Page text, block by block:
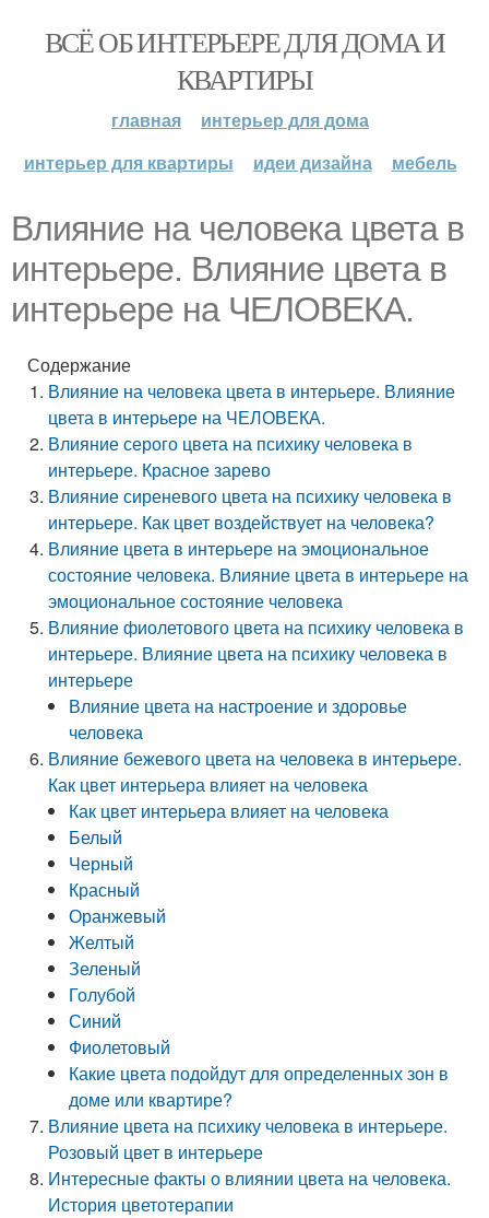
ВСЁ ОБ ИНТЕРЬЕРЕ ДЛЯ ДОМА И
КВАРТИРЫ
главная
интерьер для дома
интерьер для квартиры
идеи дизайна мебель
Влияние на человека цвета в
интерьере. Влияние цвета в
интерьере на ЧЕЛОВЕКА.
Содержание
Влияние на человека цвета в интерьере. Влияние
цвета в интерьере на ЧЕЛОВЕКА.
Влияние серого цвета на психику человека в
интерьере. Красное зарево
Влияние сиреневого цвета на психику человека в
интерьере. Как цвет воздействует на человека?
Влияние цвета в интерьере на эмоциональное
состояние человека. Влияние цвета в интерьере на
эмоциональное состояние человека
Влияние фиолетового цвета на психику человека в
интерьере. Влияние цвета на психику человека в
интерьере
Влияние цвета на настроение и здоровье
человека
Влияние бежевого цвета на человека в интерьере.
Как цвет интерьера влияет на человека
Как цвет интерьера влияет на человека
Белый
Черный
Красный
Оранжевый
Желтый
Зеленый
Голубой
Синий
Фиолетовый
Какие цвета подойдут для определенных зон в
доме или квартире?
Влияние цвета на психику человека в интерьере.
Розовый цвет в интерьере
Интересные факты о влиянии цвета на человека.
История цветотерапии